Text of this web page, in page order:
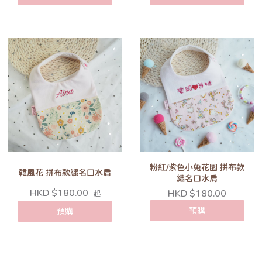
韓風花 拼布款繡名口水肩
HKD $180.00 起
預購
粉紅/紫色小兔花園 拼布款
繡名口水肩
HKD $180.00
預購